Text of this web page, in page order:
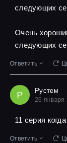
следующих
Очень
следующих
Ответить
Р Рустем
26 января
11 серия
Ответить